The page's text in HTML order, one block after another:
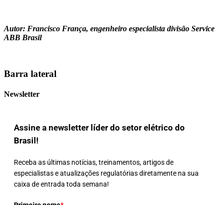
Autor: Francisco França, engenheiro especialista divisão Service
ABB Brasil
Barra lateral
Newsletter
Assine a newsletter líder do setor elétrico do
Brasil!
Receba as últimas notícias, treinamentos, artigos de
especialistas e atualizações regulatórias diretamente na sua
caixa de entrada toda semana!